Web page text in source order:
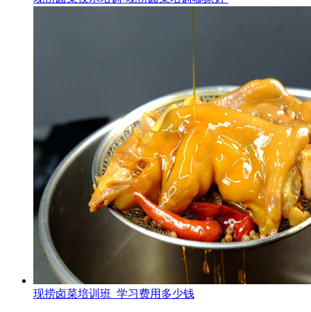
现捞卤菜培训班_学习费用多少钱